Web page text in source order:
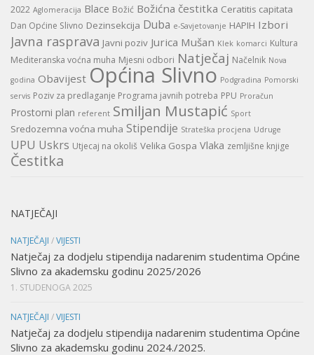
2022 Aglomeracija Blace Božić Božićna čestitka Ceratitis capitata
Dan Općine Slivno Dezinsekcija Duba e-Savjetovanje HAPIH Izbori
Javna rasprava Javni poziv Jurica Mušan Klek komarci Kultura
Mediteranska voćna muha Mjesni odbori Natječaj Načelnik Nova
godina Obavijest Općina Slivno Podgradina Pomorski
servis Poziv za predlaganje Programa javnih potreba PPU Proračun
Prostorni plan referent Smiljan Mustapić Sport
Sredozemna voćna muha Stipendije Strateška procjena Udruge
UPU Uskrs Utjecaj na okoliš Velika Gospa Vlaka zemljišne knjige
Čestitka
NATJEČAJI
NATJEČAJI /VIJESTI
Natječaj za dodjelu stipendija nadarenim studentima Općine
Slivno za akademsku godinu 2025/2026
1. STUDENOGA 2025
NATJEČAJI /VIJESTI
Natječaj za dodjelu stipendija nadarenim studentima Općine
Slivno za akademsku godinu 2024./2025.